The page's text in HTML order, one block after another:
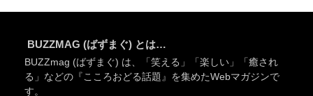
BUZZMAG (ばずまぐ) とは…
BUZZmag (ばずまぐ) は、「笑える」「楽しい」「癒され
る」などの『こころおどる話題』を集めたWebマガジンで
す。